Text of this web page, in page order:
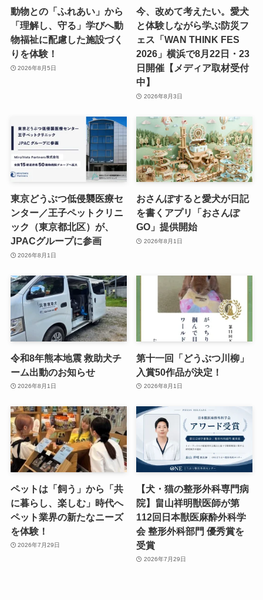
動物との「ふれあい」から
「理解し、守る」学びへ動
物福祉に配慮した施設づく
りを体験！
2026年8月5日
今、改めて考えたい。愛犬
と体験しながら学ぶ防災フ
ェス「WAN THINK FES
2026」横浜で8月22日・23
日開催【メディア取材受付
中】
2026年8月3日
東京どうぶつ低侵襲医療セ
ンター／王子ペットクリニ
ック（東京都北区）が、
JPACグループに参画
2026年8月1日
おさんぽすると愛犬が日記
を書くアプリ「おさんぽ
GO」提供開始
2026年8月1日
令和8年熊本地震 救助犬チ
ーム出動のお知らせ
2026年8月1日
第十一回「どうぶつ川柳」
入賞50作品が決定！
2026年8月1日
ペットは「飼う」から「共
に暮らし、楽しむ」時代へ
ペット業界の新たなニーズ
を体験！
2026年7月29日
【犬・猫の整形外科専門病
院】畠山祥明獣医師が第
112回日本獣医麻酔外科学
会 整形外科部門 優秀賞を
受賞
2026年7月29日